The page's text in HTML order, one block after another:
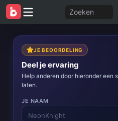
Zoeken
JE BEOORDELING
Deel je ervaring
Help anderen door hieronder een
laten.
JE NAAM